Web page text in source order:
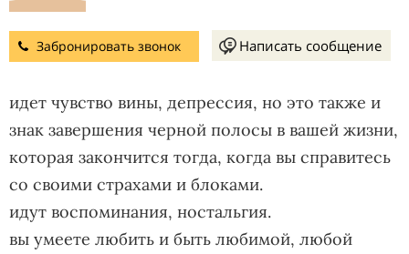
Забронировать звонок Написать сообщение
идет чувство вины, депрессия, но это также и
знак завершения черной полосы в вашей жизни,
которая закончится тогда, когда вы справитесь
со своими страхами и блоками.
идут воспоминания, ностальгия.
вы умеете любить и быть любимой, любой